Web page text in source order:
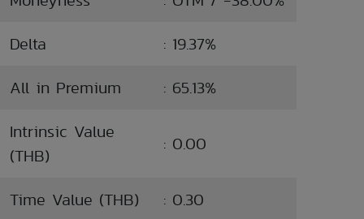
Delta
: 19.37%
All in Premium
: 65.13%
Intrinsic Value
(THB)
: 0.00
Time Value (THB) : 0.30